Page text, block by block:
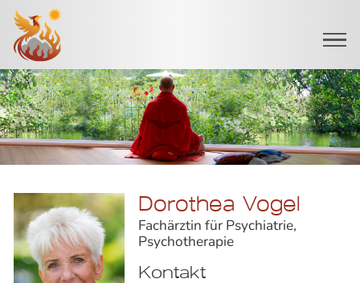
Startseite
Dorothea Vogel
Fachärztin für Psychiatrie,
Psychotherapie
Kontakt